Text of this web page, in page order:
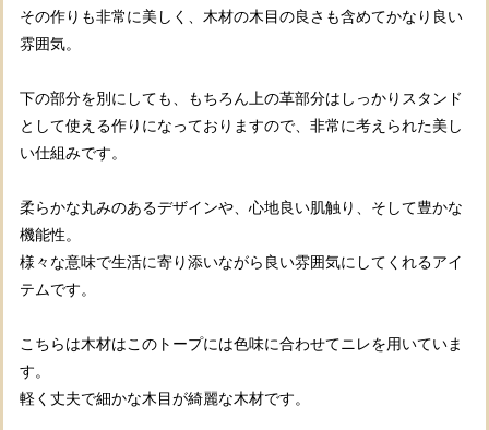
その作りも非常に美しく、木材の木目の良さも含めてかなり良い
雰囲気。
下の部分を別にしても、もちろん上の革部分はしっかりスタンド
として使える作りになっておりますので、非常に考えられた美し
い仕組みです。
柔らかな丸みのあるデザインや、心地良い肌触り、そして豊かな
機能性。
様々な意味で生活に寄り添いながら良い雰囲気にしてくれるアイ
テムです。
こちらは木材はこのトープには色味に合わせてニレを用いていま
す。
軽く丈夫で細かな木目が綺麗な木材です。